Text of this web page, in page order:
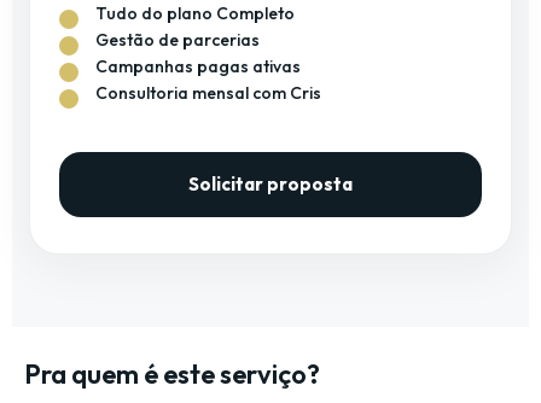
Tudo do plano Completo
Gestão de parcerias
Campanhas pagas ativas
Consultoria mensal com Cris
Solicitar proposta
Pra quem é este serviço?